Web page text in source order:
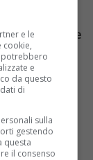
le
famiglie
fascista
glialleati
Nord.
e le
cookie,
potrebbero
e
da questo
di
sulla
gestendo
questa
il consenso